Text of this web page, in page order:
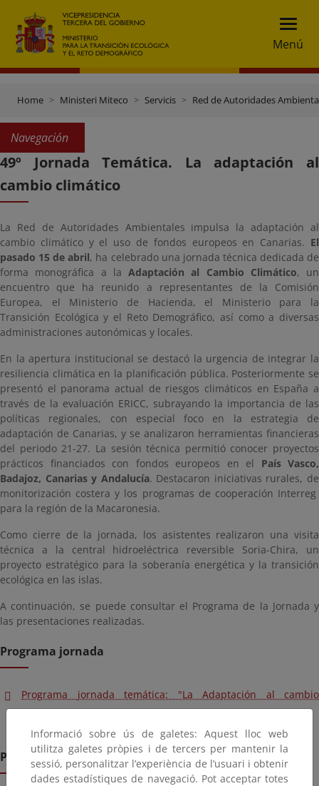
Menú
Home Ministeri Miteco Servicis Red de Autoridades
Navegación
49º Jornada Temática. La adaptación al
cambio climático
La Red de Autoridades Ambientales impulsa la adaptación al
cambio climático y el uso de fondos europeos en Canarias. El
pasado 15 de abril, ha celebrado una jornada técnica dedicada de
forma monográfica a la Adaptación al Cambio Climático, un
encuentro que ha reunido a representantes de la Comisión
Europea, el Ministerio de Hacienda, el Ministerio para la
Transición Ecológica y el Reto Demográfico, así como a diversas
administraciones autonómicas y locales.
En la apertura institucional se destacó la urgencia de integrar la
resiliencia climática en la planificación pública. Posteriormente se
presentó el panorama actual de riesgos climáticos en España a
través de la evaluación ERICC, subrayando la importancia de las
políticas regionales, con especial foco en la estrategia de
adaptación de Canarias, y se analizaron herramientas financieras
del periodo 21-27. La sesión técnica permitió conocer proyectos
prácticos financiados con fondos europeos en el País Vasco,
Badajoz, Canarias y Andalucía. Destacaron iniciativas rurales, de
monitorización costera y los programas de cooperación Interreg
para la región de la Macaronesia.
Como cierre de la jornada, los asistentes realizaron una visita
técnica a la central hidroeléctrica reversible Soria-Chira, un
proyecto estratégico para la soberanía energética y la transición
ecológica en las islas.
A continuación, se puede consultar el Programa de la Jornada y
las presentaciones realizadas.
Programa jornada
Programa jornada temática: "La Adaptación al cambio
climático"
Presentaciones
Informació sobre ús de galetes: Aquest lloc web
utilitza galetes pròpies i de tercers per mantenir la
sessió, personalitzar l’experiència de l’usuari i obtenir
dades estadístiques de navegació. Pot acceptar totes